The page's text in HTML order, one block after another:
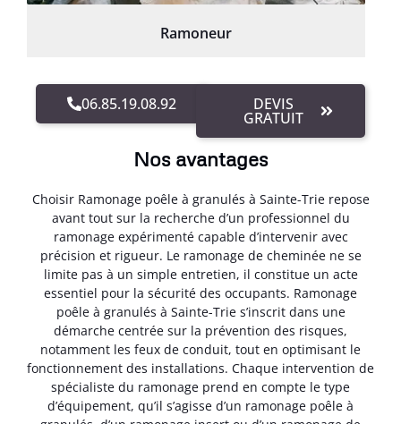
Ramoneur
06.85.19.08.92 DEVIS
GRATUIT
Nos avantages
Choisir Ramonage poêle à granulés à Sainte-Trie repose
avant tout sur la recherche d’un professionnel du
ramonage expérimenté capable d’intervenir avec
précision et rigueur. Le ramonage de cheminée ne se
limite pas à un simple entretien, il constitue un acte
essentiel pour la sécurité des occupants. Ramonage
poêle à granulés à Sainte-Trie s’inscrit dans une
démarche centrée sur la prévention des risques,
notamment les feux de conduit, tout en optimisant le
fonctionnement des installations. Chaque intervention de
spécialiste du ramonage prend en compte le type
d’équipement, qu’il s’agisse d’un ramonage poêle à